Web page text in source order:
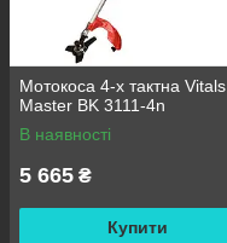
Мотокоса 4-х тактна Vitals
Master BK 3111-4n
В наявності
5 665 ₴
Купити